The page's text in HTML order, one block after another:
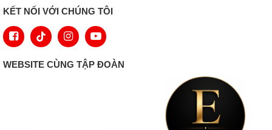
KẾT NỐI VỚI CHÚNG TÔI
WEBSITE CÙNG TẬP ĐOÀN